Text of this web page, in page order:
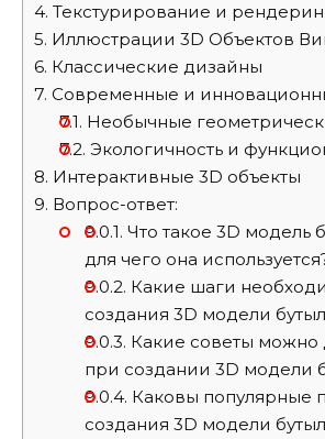
4. Текстурирование и
5. Иллюстрации 3D Объектов
6. Классические дизайны
7. Современные и
7.1. Необычные
7.2. Экологичность и
8. Интерактивные 3D объекты
9. Вопрос-ответ:
9.0.1. Что такое 3D модель
для чего она
9.0.2. Какие шаги
создания 3D модели
9.0.3. Какие советы можно
при создании 3D модели
9.0.4. Каковы популярные
создания 3D модели